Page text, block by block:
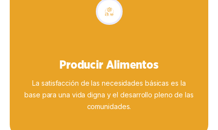
Producir Alimentos
La satisfacción de las necesidades básicas es la
base para una vida digna y el desarrollo pleno de las
comunidades.